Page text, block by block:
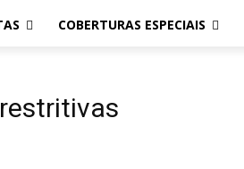
COBERTURAS ESPECIAIS